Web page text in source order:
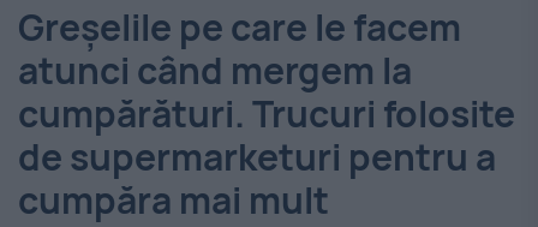
-
Evenimentul
Zilei
Greșelile pe care le facem
atunci când mergem la
cumpărături. Trucuri folosite
de supermarketuri pentru a
cumpăra mai mult